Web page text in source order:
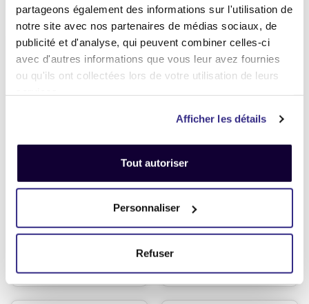
partageons également des informations sur l'utilisation de
notre site avec nos partenaires de médias sociaux, de
publicité et d'analyse, qui peuvent combiner celles-ci
avec d'autres informations que vous leur avez fournies
ou qu'ils ont collectées lors de votre utilisation de leurs
Afficher les détails
Tout autoriser
Personnaliser
Refuser
Samsung Galaxy S24 Ultra
Samsung Galaxy S24 128Go